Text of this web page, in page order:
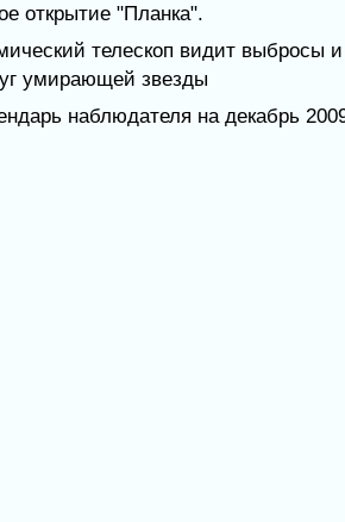
открытие "Планка".
телескоп видит выбросы
умирающей звезды
наблюдателя на декабрь